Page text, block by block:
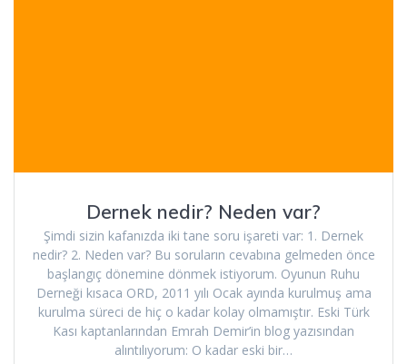
Dernek nedir? Neden var?
Şimdi sizin kafanızda iki tane soru işareti var: 1. Dernek
nedir? 2. Neden var? Bu soruların cevabına gelmeden önce
başlangıç dönemine dönmek istiyorum. Oyunun Ruhu
Derneği kısaca ORD, 2011 yılı Ocak ayında kurulmuş ama
kurulma süreci de hiç o kadar kolay olmamıştır. Eski Türk
Kası kaptanlarından Emrah Demir’in blog yazısından
alıntılıyorum: O kadar eski bir…